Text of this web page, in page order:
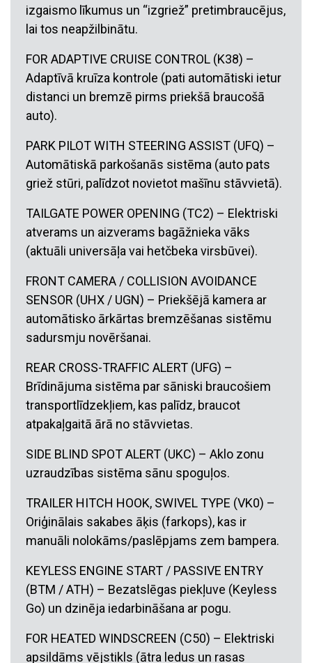
izgaismo līkumus un “izgriež” pretimbraucējus,
lai tos neapžilbinātu.
FOR ADAPTIVE CRUISE CONTROL (K38) –
Adaptīvā kruīza kontrole (pati automātiski ietur
distanci un bremzē pirms priekšā braucošā
auto).
PARK PILOT WITH STEERING ASSIST (UFQ) –
Automātiskā parkošanās sistēma (auto pats
griež stūri, palīdzot novietot mašīnu stāvvietā).
TAILGATE POWER OPENING (TC2) – Elektriski
atverams un aizverams bagāžnieka vāks
(aktuāli universāļa vai hetčbeka virsbūvei).
FRONT CAMERA / COLLISION AVOIDANCE
SENSOR (UHX / UGN) – Priekšējā kamera ar
automātisko ārkārtas bremzēšanas sistēmu
sadursmju novēršanai.
REAR CROSS-TRAFFIC ALERT (UFG) –
Brīdinājuma sistēma par sāniski braucošiem
transportlīdzekļiem, kas palīdz, braucot
atpakaļgaitā ārā no stāvvietas.
SIDE BLIND SPOT ALERT (UKC) – Aklo zonu
uzraudzības sistēma sānu spoguļos.
TRAILER HITCH HOOK, SWIVEL TYPE (VK0) –
Oriģinālais sakabes āķis (farkops), kas ir
manuāli nolokāms/paslēpjams zem bampera.
KEYLESS ENGINE START / PASSIVE ENTRY
(BTM / ATH) – Bezatslēgas piekļuve (Keyless
Go) un dzinēja iedarbināšana ar pogu.
FOR HEATED WINDSCREEN (C50) – Elektriski
apsildāms vējstikls (ātra ledus un rasas